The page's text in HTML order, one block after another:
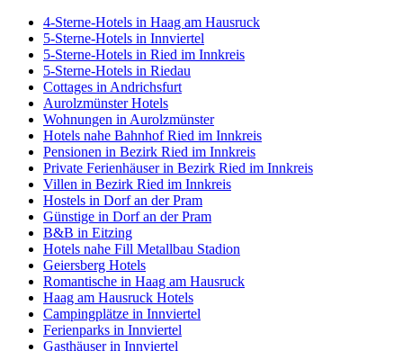
4-Sterne-Hotels in Haag am Hausruck
5-Sterne-Hotels in Innviertel
5-Sterne-Hotels in Ried im Innkreis
5-Sterne-Hotels in Riedau
Cottages in Andrichsfurt
Aurolzmünster Hotels
Wohnungen in Aurolzmünster
Hotels nahe Bahnhof Ried im Innkreis
Pensionen in Bezirk Ried im Innkreis
Private Ferienhäuser in Bezirk Ried im Innkreis
Villen in Bezirk Ried im Innkreis
Hostels in Dorf an der Pram
Günstige in Dorf an der Pram
B&B in Eitzing
Hotels nahe Fill Metallbau Stadion
Geiersberg Hotels
Romantische in Haag am Hausruck
Haag am Hausruck Hotels
Campingplätze in Innviertel
Ferienparks in Innviertel
Gasthäuser in Innviertel